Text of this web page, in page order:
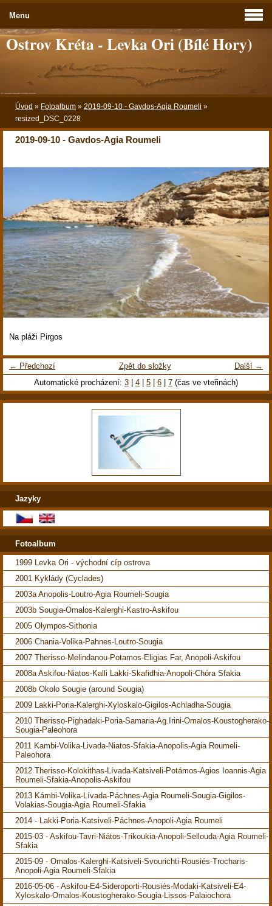
Ostrov Kréta - Levka Ori (Bílé Hory)
Úvod » Fotoalbum » 2019-09-10 - Gavdos-Agia Roumeli »
resized_DSC_0228
2019-09-10 - Gavdos-Agia Roumeli
Na pláži Pirgos
← Předchozí Další →
Zpět do složky
Automatické procházení: 3 | 4 | 5 | 6 | 7 (čas ve vteřinách)
Jazyky
Menu
Fotoalbum
1999 Levka Ori - východní cíp ostrova
2001 Kyklády (Cyclades)
2003a Anopolis-Loutro-Agia Roumeli-Sougia
2003b Sougia-Omalos-Kalerghi-Kastro-Askifou
2005 Olympos-Sithonia
2006 Chania-Volika-Pahnes-Loutro-Sougia
2007 Therisso-Melindanou-Potamos-Eligias Far, Anopoli-Askifou
2008a Askifou-Niatos-Kalli Lakki-Skafidhia-Anopoli-Chóra Sfakia
2008b Okolo Sougie (around Sougia)
2009 Lakki-Poria-Kalerghi-Xyloskalo-Gigilos-Achladha-Sougia
2010 Therisso-Pighadaki-Poria-Samaria-Ag.Irini-Omalos-Koustogherako-
Sougia-Paleohora
2011 Kambi-Volika-Livada-Niatos-Sfakia-Anopolis-Agia Roumeli-
Paleohora
2012 Therisso-Kolokithas-Lívada-Katsiveli-Potámos-Agios Ioannis-Agia
Roumeli-Sfakia-Anopolis-Askifou
2013 Kámbi-Volika-Lívada-Páchnes-Agia Roumeli-Sougia-Gigilos-
Volakias-Sougia-Agia Roumeli-Sfakia
2014 - Lakki-Poria-Katsiveli-Páchnes-Anopoli-Agia Roumeli
2015-03 - Askifou-Tavri-Niátos-Trikoukia-Anopoli-Sellouda-Agia Roumeli-
Sfakia
2015-09 - Omalos-Kalerghi-Katsiveli-Svourichti-Rousiés-Trocharis-
Anopoli-Agia Roumeli-Sfakia
2016-05-06 - Askifou-E4-Sideroporti-Rousiés-Modaki-Katsiveli-E4-
Xyloskalo-Omalos-Koustogherako-Sougia-Lissos-Palaiochora